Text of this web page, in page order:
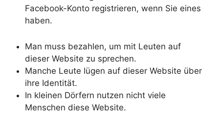
Facebook-Konto registrieren, wenn Sie eines
haben.
Man muss bezahlen, um mit Leuten auf
dieser Website zu sprechen.
Manche Leute lügen auf dieser Website über
ihre Identität.
In kleinen Dörfern nutzen nicht viele
Menschen diese Website.